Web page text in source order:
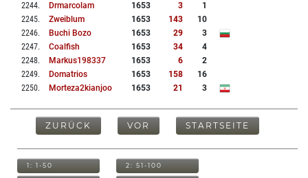
2244. Drmarcolam 1653 3
1
2245. Zweiblum 1653 143
10
2246. Buchi Bozo 1653 29
3
2247. Coalfish 1653 34
4
2248. Markus198337 1653 6
2
2249. Domatrios 1653 158
16
2250. Morteza2kianjoo 1653 21 3
ZURÜCK VOR STARTSEITE
1: 1-50 2: 51-100